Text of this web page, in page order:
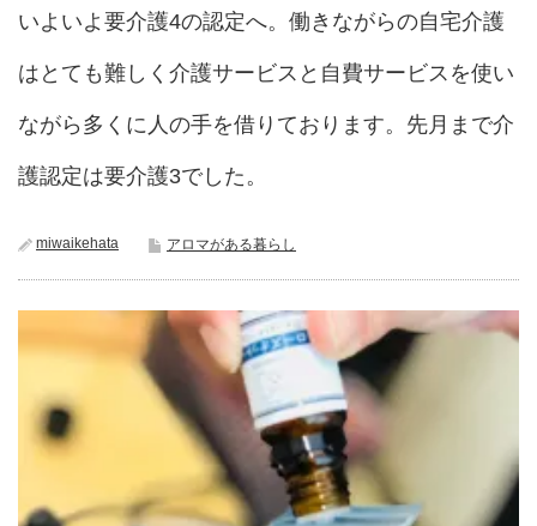
いよいよ要介護4の認定へ。働きながらの自宅介護
はとても難しく介護サービスと自費サービスを使い
ながら多くに人の手を借りております。先月まで介
護認定は要介護3でした。
miwaikehata アロマがある暮らし